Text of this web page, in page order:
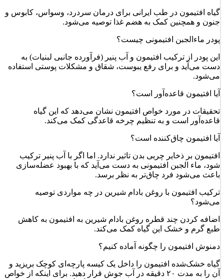
گیاه افتیمون در طب ایرانی برای درمان سردرد، وسواس، کابوس و
جنون و همچنین کمک به هضم غذا توصیه می‌شود.
پودر ماءالجبن افتیمونی چیست؟
این پودر از ترکیب افتیمون و آب پنیر (فرآورده جانبی لبنیات) به
دست می‌آید و برای رفع یبوست، شقاق و مشکلات پوستی استفاده
می‌شود.
آیا افتیمون قاعده‌آور است؟
تحقیقات در مورد خواص افتیمون نشان می‌دهد که این گیاه
قاعده‌آور است و به تنظیم چرخه قاعدگی کمک می‌کند.
آیا افتیمون چاق‌کننده است؟
افتیمون بر ذخایر چربی بدن تاثیر ندارد. اما اگر با آب پنیر ترکیب
شود، ماء الجبن افتیمونی به دست می‌آید که با بهبود عضله‌سازی
باعث می‌شود فرد چاق‌تر به نظر برسد.
ترکیب افتیمون با روغن بادام شیرین در چه مواردی توصیه
می‌شود؟
اضافه کردن چند قطره روغن بادام شیرین به افتیمون به کاهش
طبع گرم و خشک این گیاه کمک می‌کند.
دمنوش افتیمون را چگونه آماده کنیم؟
گیاه خشک‌شده افتیمون را داخل یک کیسه پارچه‌ای کوچک بریزید و
آن را به مدت ۲۰ دقیقه در آب جوش قرار دهید. برای اینکه از خواص